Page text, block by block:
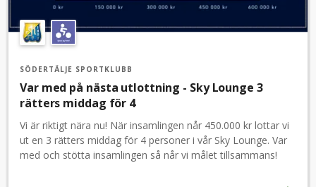
SÖDERTÄLJE SPORTKLUBB
Var med på nästa utlottning - Sky Lounge 3
rätters middag för 4
Vi är riktigt nära nu! När insamlingen når 450.000 kr lottar vi
ut en 3 rätters middag för 4 personer i vår Sky Lounge. Var
med och stötta insamlingen så når vi målet tillsammans!